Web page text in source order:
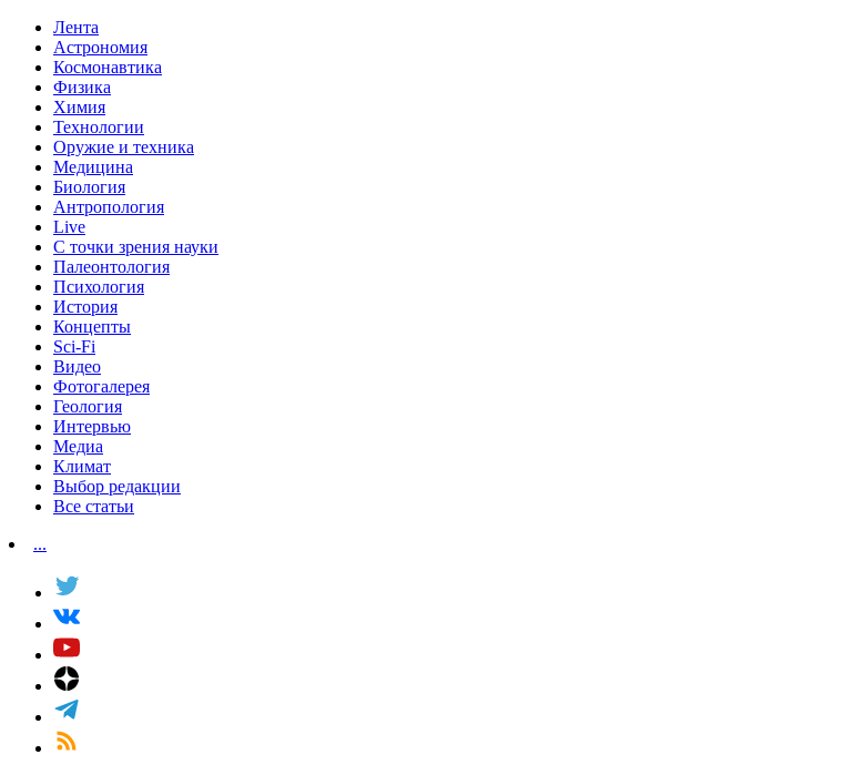
Лента
Астрономия
Космонавтика
Физика
Химия
Технологии
Оружие и техника
Медицина
Биология
Антропология
Live
С точки зрения науки
Палеонтология
Психология
История
Концепты
Sci-Fi
Видео
Фотогалерея
Геология
Интервью
Медиа
Климат
Выбор редакции
Все статьи
...